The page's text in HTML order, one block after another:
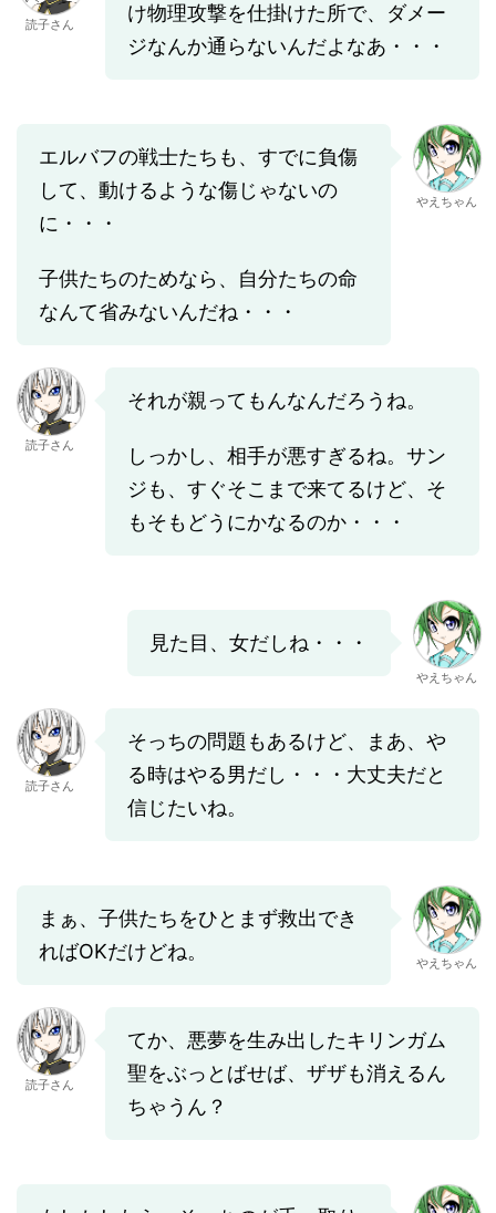
読子さん
け物理攻撃を仕掛けた所で、ダメー
ジなんか通らないんだよなあ・・・
エルバフの戦士たちも、すでに負傷
して、動けるような傷じゃないの
に・・・
子供たちのためなら、自分たちの命
なんて省みないんだね・・・
やえちゃん
読子さん
それが親ってもんなんだろうね。
しっかし、相手が悪すぎるね。サン
ジも、すぐそこまで来てるけど、そ
もそもどうにかなるのか・・・
見た目、女だしね・・・
やえちゃん
読子さん
そっちの問題もあるけど、まあ、や
る時はやる男だし・・・大丈夫だと
信じたいね。
まぁ、子供たちをひとまず救出でき
ればOKだけどね。
やえちゃん
読子さん
てか、悪夢を生み出したキリンガム
聖をぶっとばせば、ザザも消えるん
ちゃうん？